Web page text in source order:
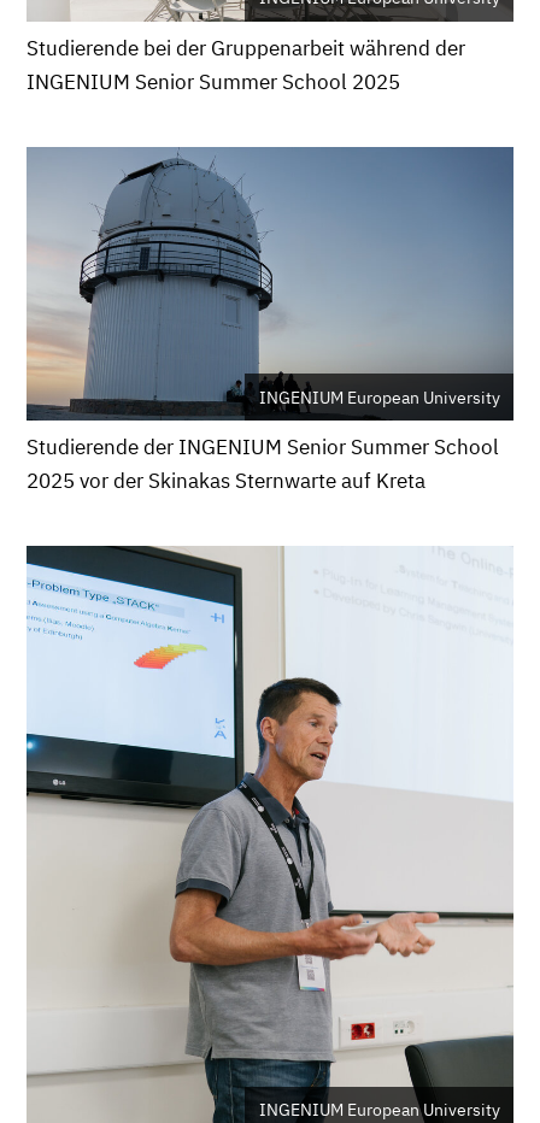
Studierende bei der Gruppenarbeit während der
INGENIUM Senior Summer School 2025
INGENIUM European University
Studierende der INGENIUM Senior Summer School
2025 vor der Skinakas Sternwarte auf Kreta
INGENIUM European University